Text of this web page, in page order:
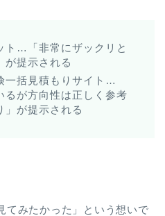
ト…「非常にザックリと
が提示される
一括見積もりサイト…
るが方向性は正しく参考
」が提示される
てみたかった」という想いで